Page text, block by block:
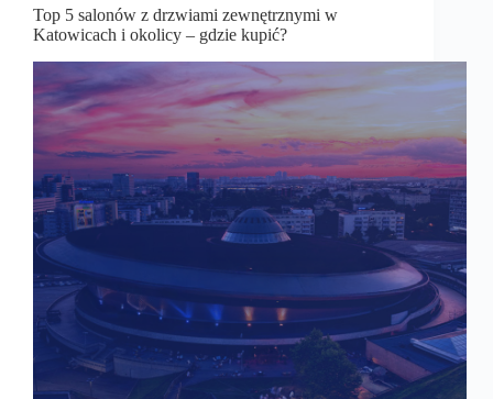
Top 5 salonów z drzwiami zewnętrznymi w
Katowicach i okolicy – gdzie kupić?